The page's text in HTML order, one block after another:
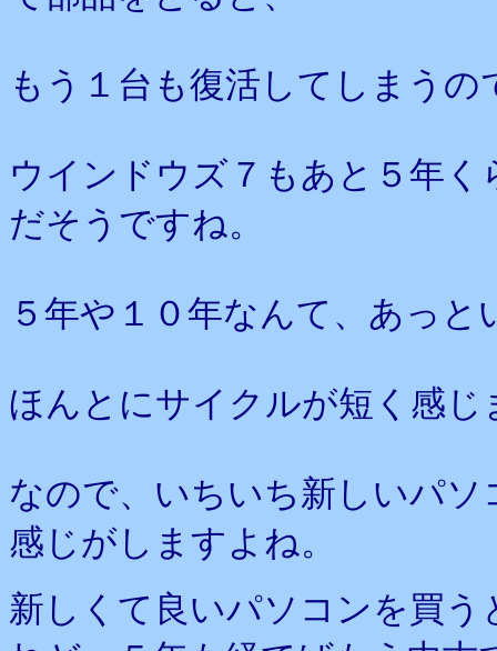
もう１台も復活してしまうの
ウインドウズ７もあと５年
だそうですね。
５年や１０年なんて、あっ
ほんとにサイクルが短く感じ
なので、いちいち新しいパ
感じがしますよね。
新しくて良いパソコンを買